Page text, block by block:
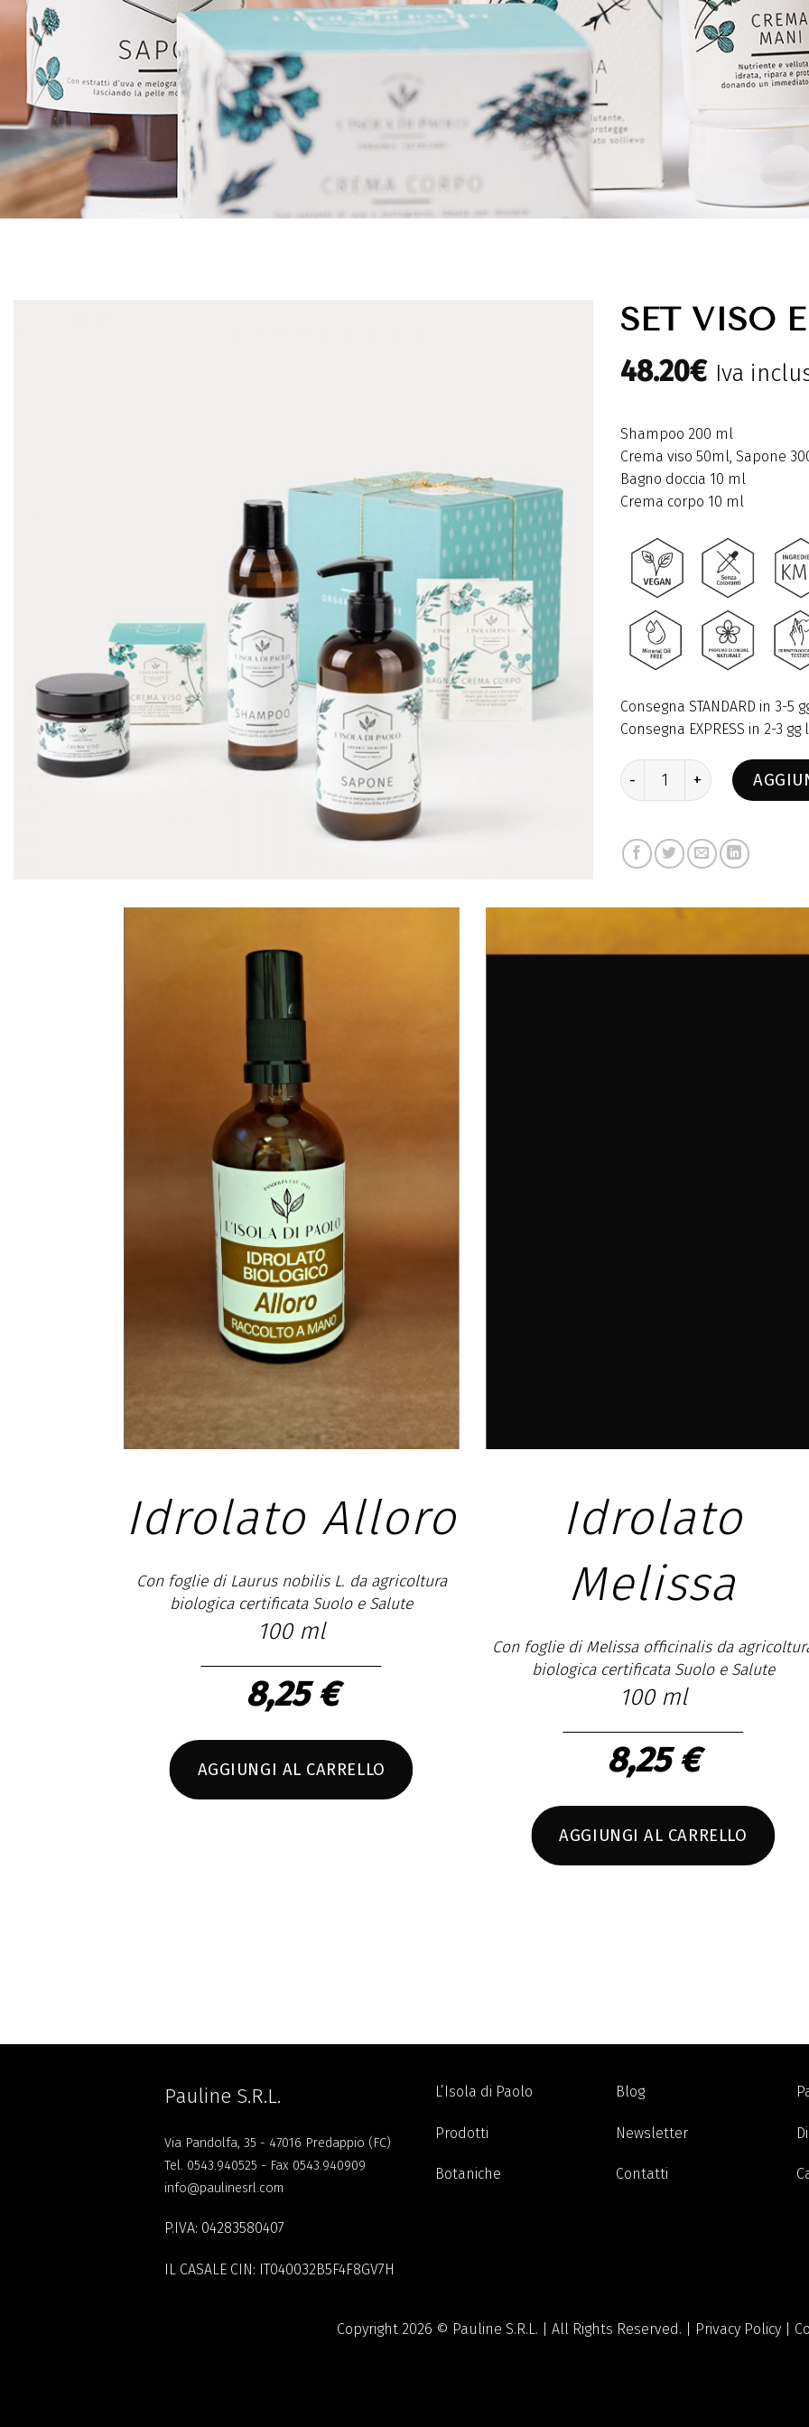
SET VISO
48.20€ Iva
Shampoo 200 ml
Crema viso 50ml, Sapone
Bagno doccia 10 ml
Crema corpo 10 ml
Consegna STANDARD in 3-5
Consegna EXPRESS in 2-3
SET VISO E CAPELLI quantità
SCHEDA PRODOTTO
Idrolato Alloro
Con foglie di Laurus nobilis L. da agricoltura
biologica certificata Suolo e Salute
8,25 €
AGGIUNGI AL CARRELLO
Idrolato
Melissa
Con foglie di Melissa officinalis da agricoltura
biologica certificata Suolo e Salute
8,25 €
AGGIUNGI AL CARRELLO
Pauline S.R.L.
Via Pandolfa, 35 - 47016 Predappio (FC)
Tel. 0543.940525 - Fax 0543.940909
info@paulinesrl.com
P.IVA: 04283580407
IL CASALE CIN: IT040032B5F4F8GV7H
L’Isola di Paolo
Prodotti
Botaniche
Blog
Newsletter
Contatti
Copyright 2026 © Pauline S.R.L. | All Rights Reserved. | Privacy Policy|